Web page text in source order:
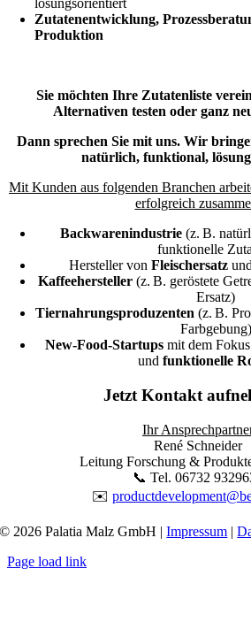
lösungsorientiert
Zutatenentwicklung,
Produktion
Sie möchten Ihre Zutatenliste
Alternativen testen oder ganz
Dann sprechen Sie mit uns. Wir
natürlich, funktional,
Mit Kunden aus folgenden Branchen
erfolgreich
Backwarenindustrie (z. B.
funktionelle
Hersteller von Fleischersatzund
Kaffeehersteller(z. B. geröstete
Ersatz)
Tiernahrungsproduzenten (z. B.
Farbgebung)
New-Food-Startupsmit dem
und funktionelle
Jetzt Kontakt
Ihr
René Schneider
Leitung Forschung &
📞 Tel. 06732
✉️
© 2026 Palatia Malz GmbH |Impressum |
Page load link